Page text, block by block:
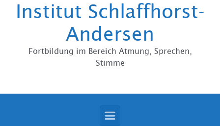
Institut Schlaffhorst-
Andersen
Fortbildung im Bereich Atmung, Sprechen,
Stimme